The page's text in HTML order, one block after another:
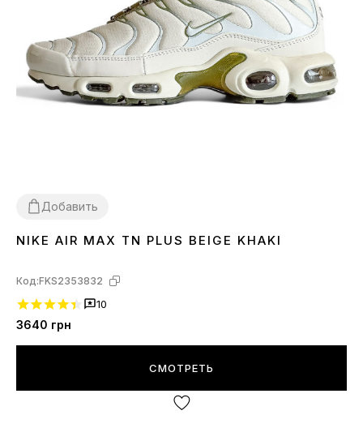
Добавить
3637 39 40
NIKE AIR MAX TN PLUS BEIGE KHAKI
Код:FKS2353832
10
3640 грн
СМОТРЕТЬ